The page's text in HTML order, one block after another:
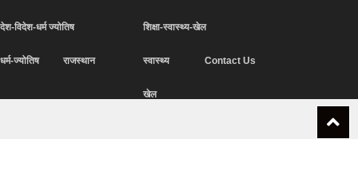
देश-विदेश-धर्म ज्योतिष
धर्म-ज्योतिष राजस्थान
शिक्षा-स्वास्थ्य-खेल
स्वास्थ्य
खेल
Contact Us